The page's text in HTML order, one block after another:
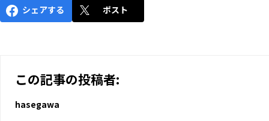
シェアする ポスト
この記事の投稿者:
hasegawa